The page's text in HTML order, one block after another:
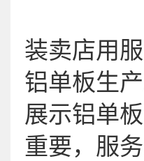
装卖店用
铝单板生
展示铝单
重要，服